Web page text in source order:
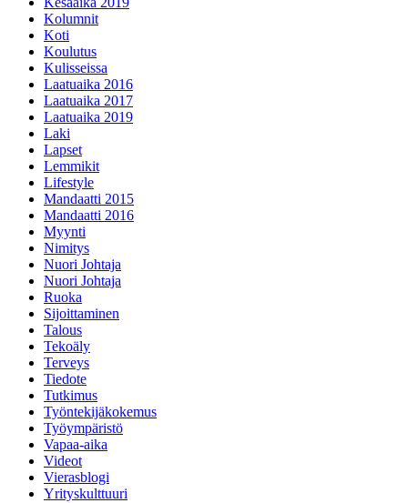
Kolumnit
Koti
Koulutus
Kulisseissa
Laatuaika 2016
Laatuaika 2017
Laatuaika 2019
Laki
Lapset
Lemmikit
Lifestyle
Mandaatti 2015
Mandaatti 2016
Myynti
Nimitys
Nuori Johtaja
Nuori Johtaja
Ruoka
Sijoittaminen
Talous
Tekoäly
Terveys
Tiedote
Tutkimus
Työntekijäkokemus
Työympäristö
Vapaa-aika
Videot
Vierasblogi
Yrityskulttuuri